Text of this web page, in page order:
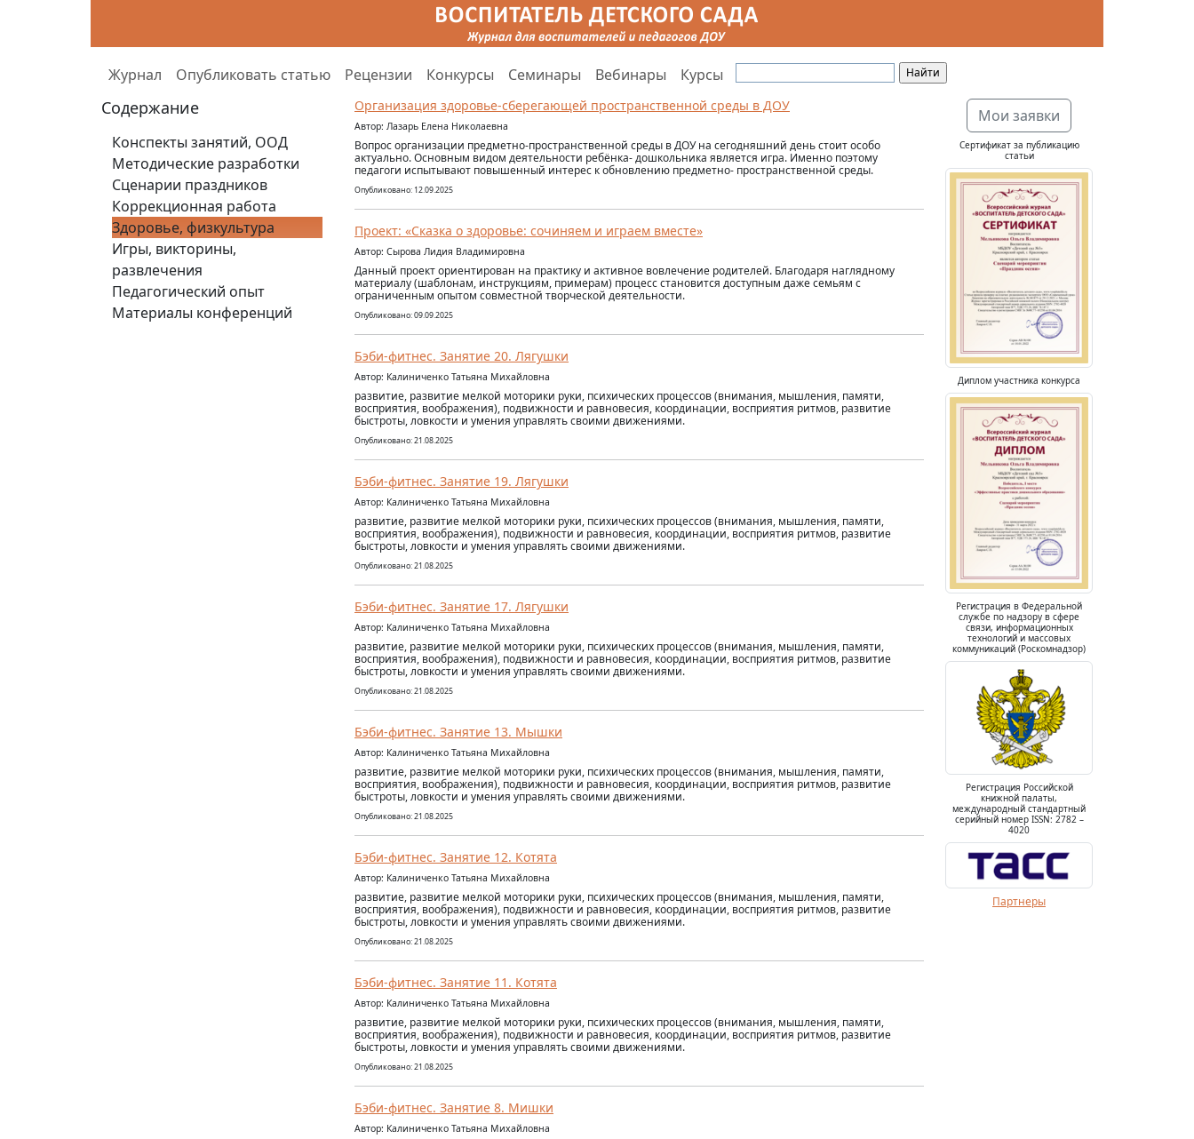
Журнал Опубликовать статью Рецензии Конкурсы Семинары Вебинары Курсы
Содержание
Конспекты занятий, ООД
Методические разработки
Сценарии праздников
Коррекционная работа
Здоровье, физкультура
Игры, викторины,
развлечения
Педагогический опыт
Материалы конференций
Организация здоровье-сберегающей пространственной среды в ДОУ
Автор: Лазарь Елена Николаевна
Вопрос организации предметно-пространственной среды в ДОУ на сегодняшний день стоит особо
актуально. Основным видом деятельности ребёнка- дошкольника является игра. Именно поэтому
педагоги испытывают повышенный интерес к обновлению предметно- пространственной среды.
Опубликовано: 12.09.2025
Проект: «Сказка о здоровье: сочиняем и играем вместе»
Автор: Сырова Лидия Владимировна
Данный проект ориентирован на практику и активное вовлечение родителей. Благодаря наглядному
материалу (шаблонам, инструкциям, примерам) процесс становится доступным даже семьям с
ограниченным опытом совместной творческой деятельности.
Опубликовано: 09.09.2025
Бэби-фитнес. Занятие 20. Лягушки
Автор: Калиниченко Татьяна Михайловна
развитие, развитие мелкой моторики руки, психических процессов (внимания, мышления, памяти,
восприятия, воображения), подвижности и равновесия, координации, восприятия ритмов, развитие
быстроты, ловкости и умения управлять своими движениями.
Опубликовано: 21.08.2025
Бэби-фитнес. Занятие 19. Лягушки
Автор: Калиниченко Татьяна Михайловна
развитие, развитие мелкой моторики руки, психических процессов (внимания, мышления, памяти,
восприятия, воображения), подвижности и равновесия, координации, восприятия ритмов, развитие
быстроты, ловкости и умения управлять своими движениями.
Опубликовано: 21.08.2025
Бэби-фитнес. Занятие 17. Лягушки
Автор: Калиниченко Татьяна Михайловна
развитие, развитие мелкой моторики руки, психических процессов (внимания, мышления, памяти,
восприятия, воображения), подвижности и равновесия, координации, восприятия ритмов, развитие
быстроты, ловкости и умения управлять своими движениями.
Опубликовано: 21.08.2025
Бэби-фитнес. Занятие 13. Мышки
Автор: Калиниченко Татьяна Михайловна
развитие, развитие мелкой моторики руки, психических процессов (внимания, мышления, памяти,
восприятия, воображения), подвижности и равновесия, координации, восприятия ритмов, развитие
быстроты, ловкости и умения управлять своими движениями.
Опубликовано: 21.08.2025
Бэби-фитнес. Занятие 12. Котята
Автор: Калиниченко Татьяна Михайловна
развитие, развитие мелкой моторики руки, психических процессов (внимания, мышления, памяти,
восприятия, воображения), подвижности и равновесия, координации, восприятия ритмов, развитие
быстроты, ловкости и умения управлять своими движениями.
Опубликовано: 21.08.2025
Бэби-фитнес. Занятие 11. Котята
Автор: Калиниченко Татьяна Михайловна
развитие, развитие мелкой моторики руки, психических процессов (внимания, мышления, памяти,
восприятия, воображения), подвижности и равновесия, координации, восприятия ритмов, развитие
быстроты, ловкости и умения управлять своими движениями.
Опубликовано: 21.08.2025
Бэби-фитнес. Занятие 8. Мишки
Автор: Калиниченко Татьяна Михайловна
Мои заявки
Сертификат за публикацию
статьи
Диплом участника конкурса
Регистрация в Федеральной
службе по надзору в сфере
связи, информационных
технологий и массовых
коммуникаций (Роскомнадзор)
Регистрация Российской
книжной палаты,
международный стандартный
серийный номер ISSN: 2782 –
4020
Партнеры